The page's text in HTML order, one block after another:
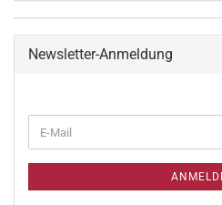
Newsletter-Anmeldung